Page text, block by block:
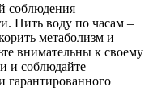
соблюдения
Пить воду по часам –
метаболизм и
внимательны к своему
и соблюдайте
гарантированного